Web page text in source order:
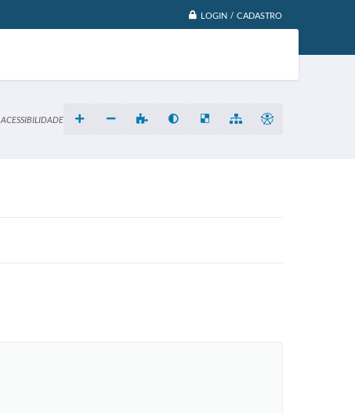
LOGIN / CADASTRO
ACESSIBILIDADE